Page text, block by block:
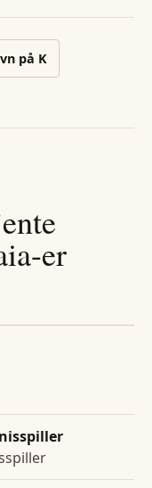
på K
-er